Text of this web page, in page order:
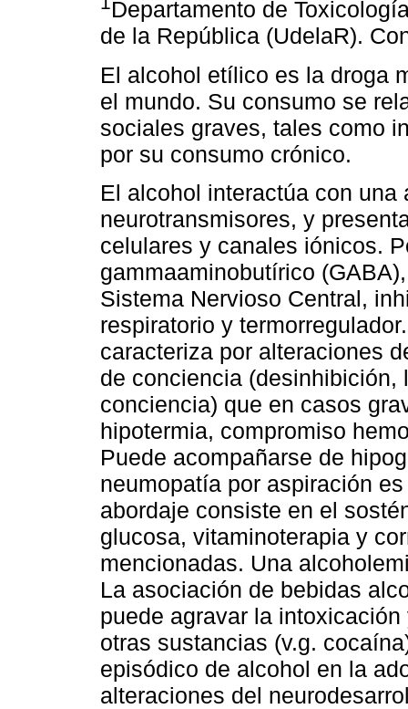
Departamento de
de la República (UdelaR).
El alcohol etílico es la droga
el mundo. Su consumo se
sociales graves, tales como
por su consumo crónico.
El alcohol interactúa con
neurotransmisores, y
celulares y canales iónicos.
gammaaminobutírico
Sistema Nervioso Central,
respiratorio y
caracteriza por alteraciones
de conciencia
conciencia) que en casos
hipotermia, compromiso
Puede acompañarse de
neumopatía por aspiración
abordaje consiste en el
glucosa, vitaminoterapia y
mencionadas. Una
La asociación de bebidas
puede agravar la
otras sustancias (v.g.
episódico de alcohol en la
alteraciones del